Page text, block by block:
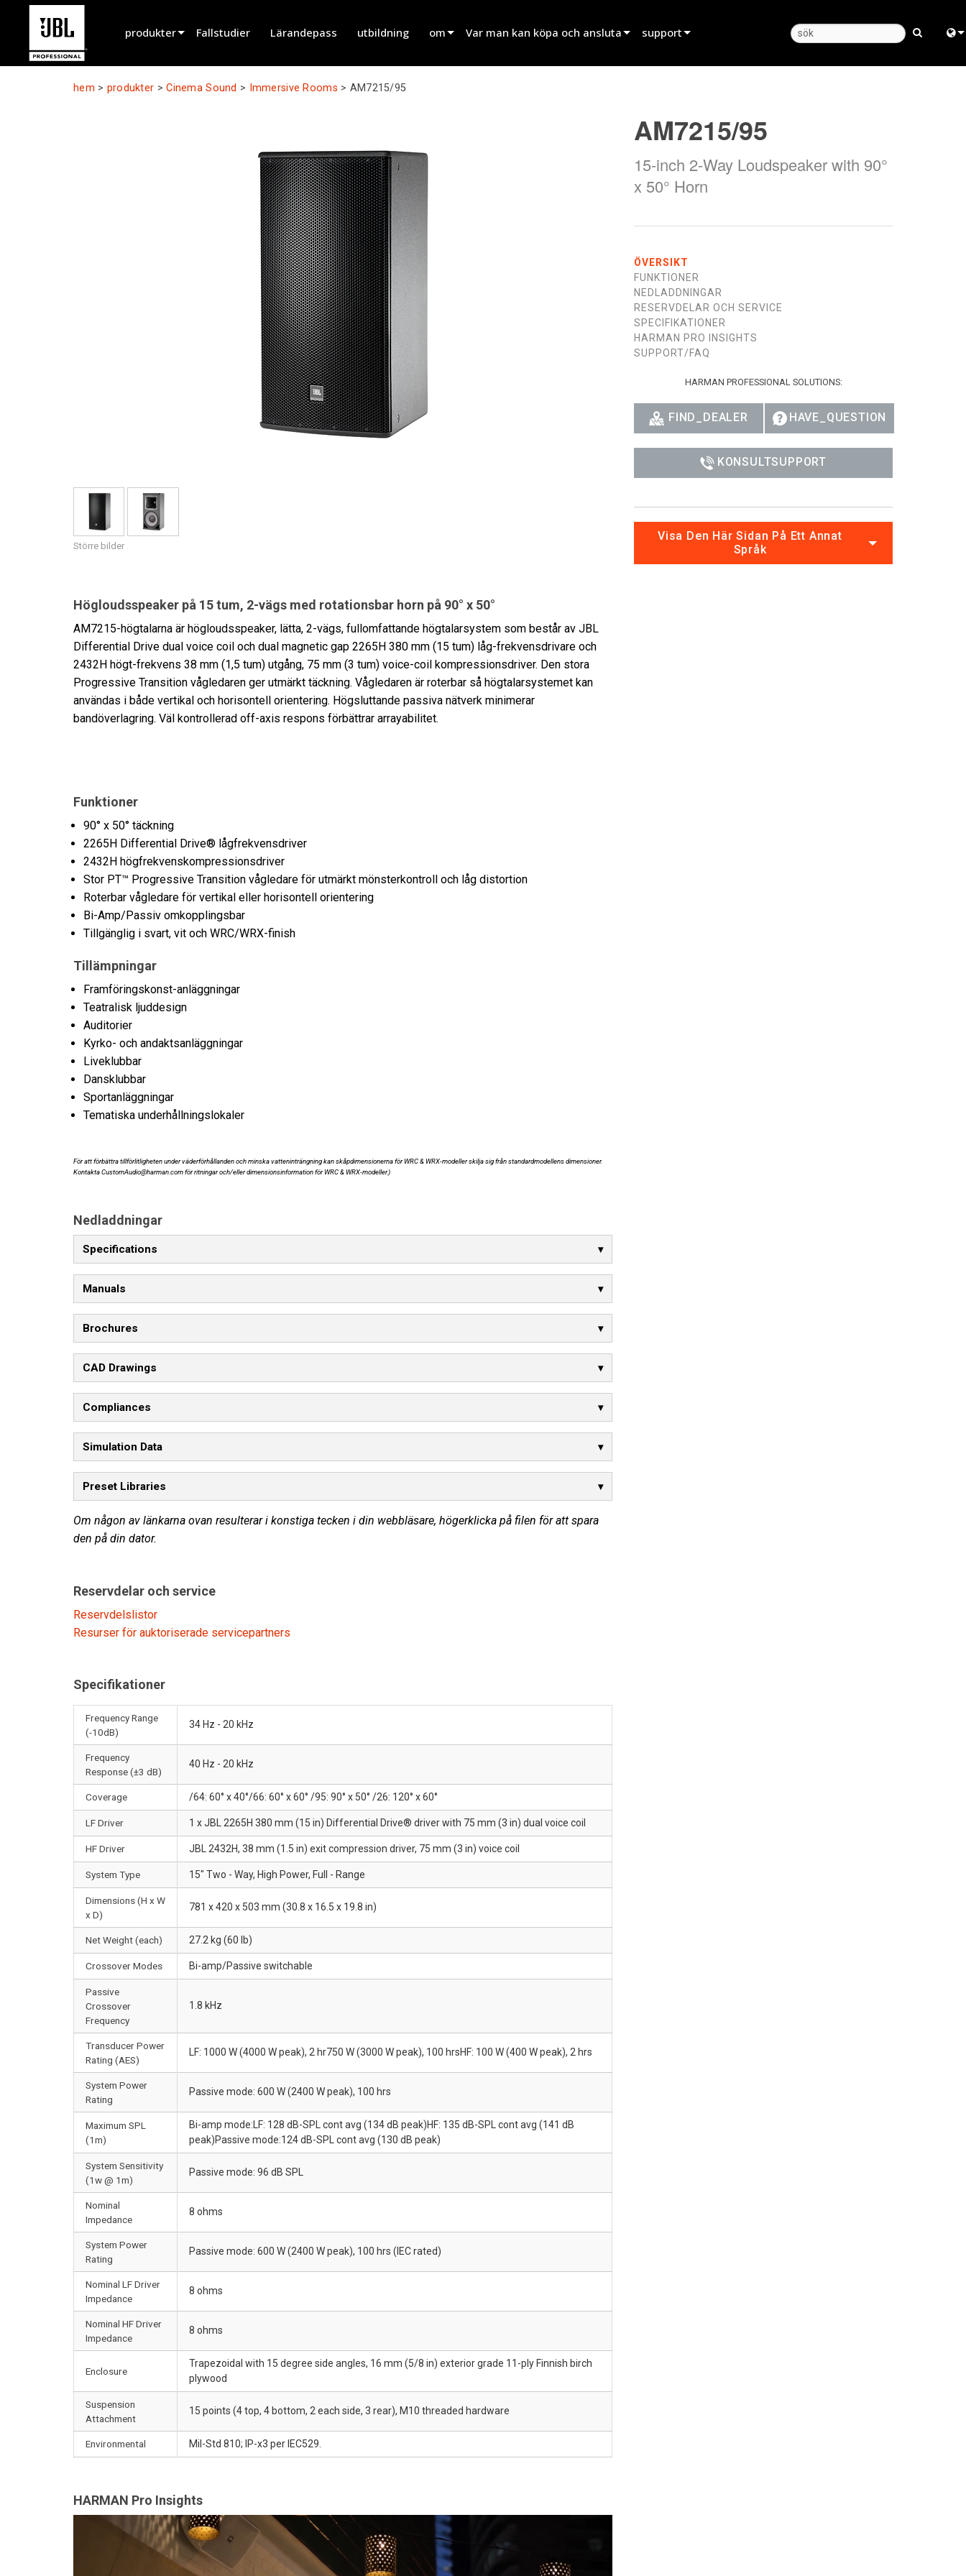
produkter Fallstudier Lärandepass utbildning om Var man kan köpa och ansluta support
Konsultportal
programvara
firmware
Nedladdningar
produktregistrering
Service
hem > produkter >Cinema Sound > Immersive Rooms > AM7215/95
Större bilder
Högloudsspeaker på 15 tum, 2-vägs med rotationsbar horn på 90° x 50°
AM7215-högtalarna är högloudsspeaker, lätta, 2-vägs, fullomfattande högtalarsystem som består av JBL
Differential Drive dual voice coil och dual magnetic gap 2265H 380 mm (15 tum) låg-frekvensdrivare och
2432H högt-frekvens 38 mm (1,5 tum) utgång, 75 mm (3 tum) voice-coil kompressionsdriver. Den stora
Progressive Transition vågledaren ger utmärkt täckning. Vågledaren är roterbar så högtalarsystemet kan
användas i både vertikal och horisontell orientering. Högsluttande passiva nätverk minimerar
bandöverlagring. Väl kontrollerad off-axis respons förbättrar arrayabilitet.
Funktioner
90° x 50° täckning
2265H Differential Drive® lågfrekvensdriver
2432H högfrekvenskompressionsdriver
Stor PT™ Progressive Transition vågledare för utmärkt mönsterkontroll och låg distortion
Roterbar vågledare för vertikal eller horisontell orientering
Bi-Amp/Passiv omkopplingsbar
Tillgänglig i svart, vit och WRC/WRX-finish
Tillämpningar
Framföringskonst-anläggningar
Teatralisk ljuddesign
Auditorier
Kyrko- och andaktsanläggningar
Liveklubbar
Dansklubbar
Sportanläggningar
Tematiska underhållningslokaler
För att förbättra tillförlitligheten under väderförhållanden och minska vatteninträngning kan skåpdimensionerna för WRC & WRX-modeller skilja sig från standardmodellens dimensioner.
Kontakta CustomAudio@harman.com för ritningar och/eller dimensionsinformation för WRC & WRX-modeller.)
Nedladdningar
Specifications
Manuals
Brochures
CAD Drawings
Compliances
Simulation Data
Preset Libraries
Om någon av länkarna ovan resulterar i konstiga tecken i din webbläsare, högerklicka på filen för att spara
den på din dator.
Reservdelar och service
Reservdelslistor
Resurser för auktoriserade servicepartners
Specifikationer
Frequency Range
(-10dB)
34 Hz - 20 kHz
Frequency
Response (±3 dB)
40 Hz - 20 kHz
Coverage /64: 60° x 40°/66: 60° x 60° /95: 90° x 50° /26: 120° x 60°
LF Driver 1 x JBL 2265H 380 mm (15 in) Differential Drive® driver with 75 mm (3 in) dual voice coil
HF Driver JBL 2432H, 38 mm (1.5 in) exit compression driver, 75 mm (3 in) voice coil
System Type 15" Two - Way, High Power, Full - Range
Dimensions (H x W
x D)
781 x 420 x 503 mm (30.8 x 16.5 x 19.8 in)
Net Weight (each) 27.2 kg (60 lb)
Crossover Modes Bi-amp/Passive switchable
Passive
Crossover
Frequency
1.8 kHz
Transducer Power
Rating (AES)
LF: 1000 W (4000 W peak), 2 hr750 W (3000 W peak), 100 hrsHF: 100 W (400 W peak), 2 hrs
System Power
Rating
Passive mode: 600 W (2400 W peak), 100 hrs
Maximum SPL
(1m)
Bi-amp mode:LF: 128 dB-SPL cont avg (134 dB peak)HF: 135 dB-SPL cont avg (141 dB
peak)Passive mode:124 dB-SPL cont avg (130 dB peak)
System Sensitivity
(1w @ 1m)
Passive mode: 96 dB SPL
Nominal
Impedance
8 ohms
System Power
Rating
Passive mode: 600 W (2400 W peak), 100 hrs (IEC rated)
Nominal LF Driver
Impedance
8 ohms
Nominal HF Driver
Impedance
8 ohms
Enclosure
Trapezoidal with 15 degree side angles, 16 mm (5/8 in) exterior grade 11-ply Finnish birch
plywood
Suspension
Attachment
15 points (4 top, 4 bottom, 2 each side, 3 rear), M10 threaded hardware
Environmental Mil-Std 810; IP-x3 per IEC529.
HARMAN Pro Insights
AM7215/95
15-inch 2-Way Loudspeaker with 90°
x 50° Horn
ÖVERSIKT
FUNKTIONER
NEDLADDNINGAR
RESERVDELAR OCH SERVICE
SPECIFIKATIONER
HARMAN PRO INSIGHTS
SUPPORT/FAQ
HARMAN PROFESSIONAL SOLUTIONS:
FIND_DEALER HAVE_QUESTION
KONSULTSUPPORT
Visa Den Här Sidan På Ett Annat
Språk